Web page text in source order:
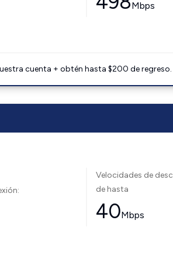
Mbps
cuenta + obtén hasta $200 de regreso.
Velocidades de
de hasta
40Mbps